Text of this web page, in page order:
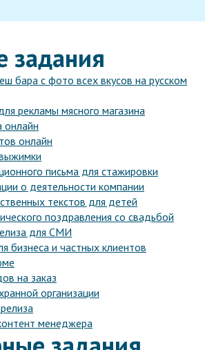
задания
бара с фото всех вкусов на русском
рекламы мясного магазина
онлайн
онлайн
письма для стажировки
о деятельности компании
текстов для детей
поздравления со свадьбой
для СМИ
бизнеса и частных клиентов
на заказ
организации
менеджера